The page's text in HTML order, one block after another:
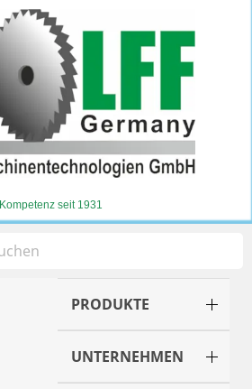
Kompetenz seit 1931
PRODUKTE
UNTERNEHMEN